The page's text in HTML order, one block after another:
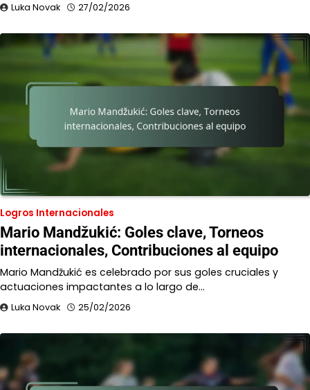
Luka Novak 27/02/2026
Logros Internacionales
Mario Mandžukić: Goles clave, Torneos
internacionales, Contribuciones al equipo
Mario Mandžukić es celebrado por sus goles cruciales y
actuaciones impactantes a lo largo de…
Luka Novak 25/02/2026